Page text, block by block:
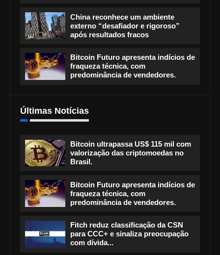
China reconhece um ambiente
externo “desafiador e rigoroso”
após resultados fracos
Bitcoin Futuro apresenta indícios de
fraqueza técnica, com
predominância de vendedores.
Últimas Notícias
Bitcoin ultrapassa US$ 115 mil com
valorização das criptomoedas no
Brasil.
Bitcoin Futuro apresenta indícios de
fraqueza técnica, com
predominância de vendedores.
Fitch reduz classificação da CSN
para CCC+ e sinaliza preocupação
com dívida...